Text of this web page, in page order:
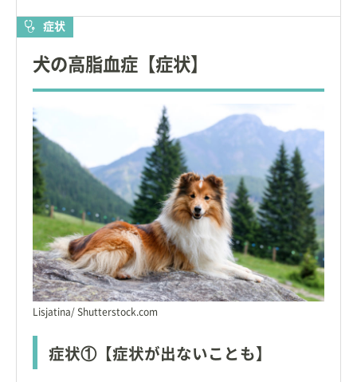
症状
犬の高脂血症【症状】
Lisjatina/ Shutterstock.com
症状①【症状が出ないことも】